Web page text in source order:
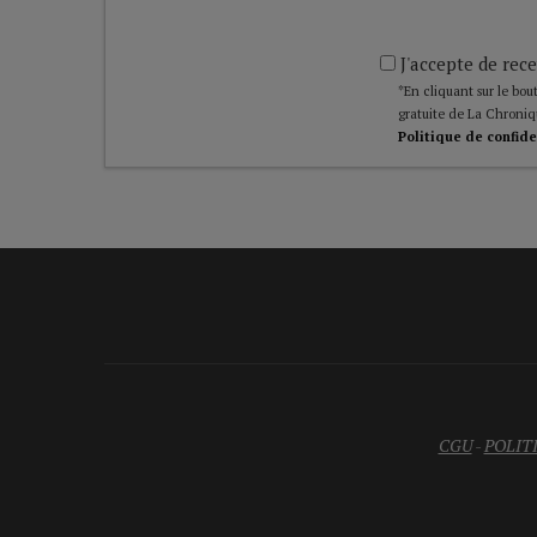
J'accepte de
*En cliquant sur le
gratuite de La
Politique de
CGU-